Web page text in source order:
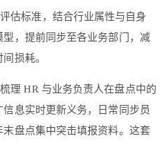
估标准，结合行业属性与自身
，提前同步至各业务部门，减
损耗。
理 HR 与业务负责人在盘点中的
息实时更新义务，日常同步员
盘点集中突击填报资料。这套